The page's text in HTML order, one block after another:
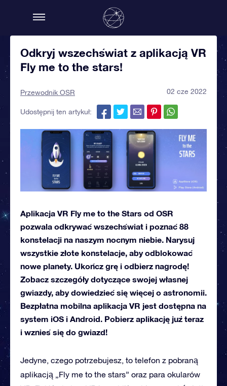
Odkryj wszechświat z aplikacją VR
Fly me to the stars!
Przewodnik OSR 02 cze 2022
Udostępnij ten artykuł:
Aplikacja VR Fly me to the Stars od OSR
pozwala odkrywać wszechświat i poznać 88
konstelacji na naszym nocnym niebie. Narysuj
wszystkie złote konstelacje, aby odblokować
nowe planety. Ukończ grę i odbierz nagrodę!
Zobacz szczegóły dotyczące swojej własnej
gwiazdy, aby dowiedzieć się więcej o astronomii.
Bezpłatna mobilna aplikacja VR jest dostępna na
system iOS i Android. Pobierz aplikację już teraz
i wznieś się do gwiazd!
Jedyne, czego potrzebujesz, to telefon z pobraną
aplikacją „Fly me to the stars” oraz para okularów